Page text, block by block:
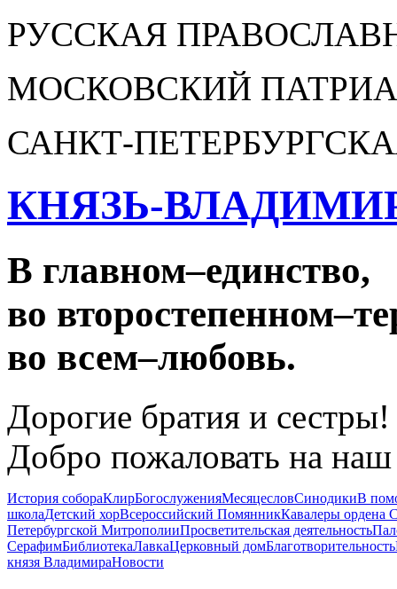
РУССКАЯ
МОСКОВСКИЙ
САНКТ-
КНЯЗЬ-
В главном–единство,
во второстепенном–
во всем–любовь.
Дорогие братия и
Добро пожаловать на наш
История собораКлирБогослуженияМесяцесловСинодикиВ
школаДетский хорВсероссийский ПомянникКавалеры ордена
Петербургской МитрополииПросветительская деятельность
СерафимБиблиотекаЛавкаЦерковный домБлаготворительность
князя ВладимираНовости